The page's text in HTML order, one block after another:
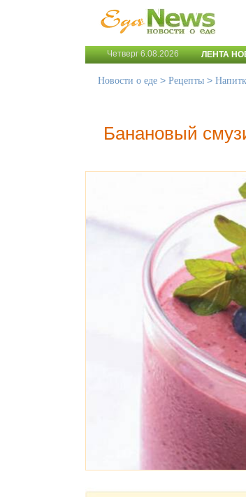
Четверг 6.08.2026 ЛЕНТА
Новости о еде > Рецепты >
Банановый